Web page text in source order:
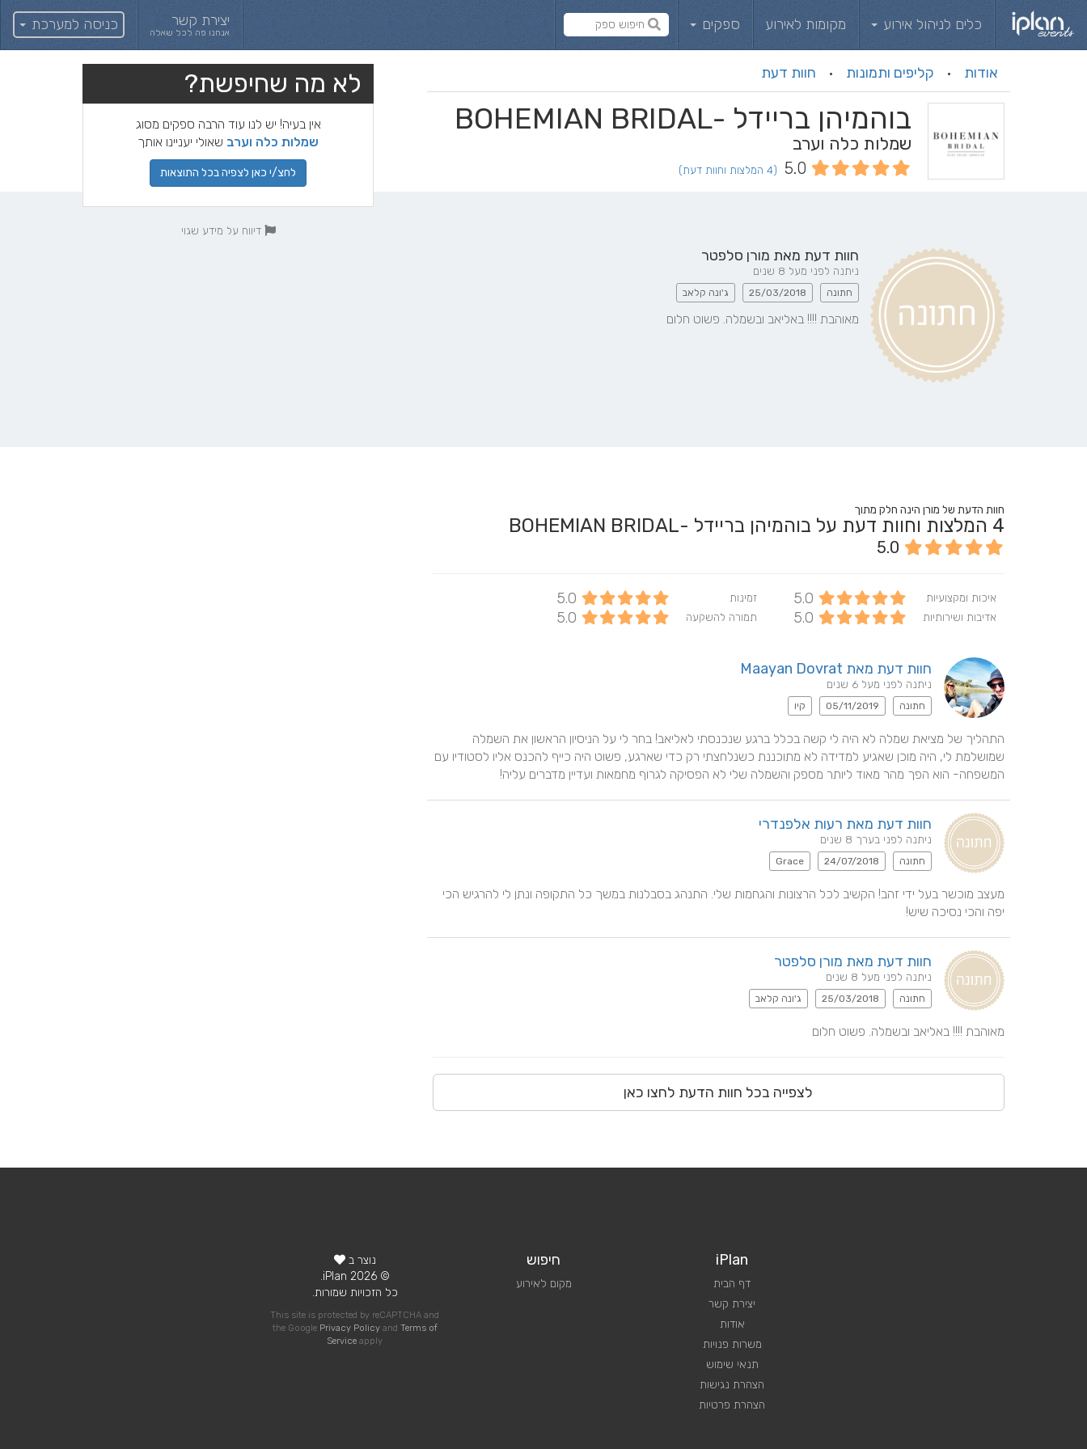
כלים לניהול אירוע מקומות לאירוע ספקים יצירת קשר
אנחנו פה לכל שאלה כניסה למערכת
אודות · קליפים ותמונות · חוות דעת לא מה שחיפשת?
אין בעיה! יש לנו עוד הרבה ספקים מסוג
שמלות כלה וערב שאולי יעניינו אותך
לחצ/י כאן לצפיה בכל התוצאות
דיווח על מידע שגוי
בוהמיהן בריידל -BOHEMIAN BRIDAL
שמלות כלה וערב
5.0 (4 המלצות וחוות דעת)
חוות דעת מאת מורן סלפטר
ניתנה לפני מעל 8 שנים
חתונה 25/03/2018 ג'ונה קלאב
מאוהבת !!!! באליאב ובשמלה. פשוט חלום
חוות הדעת של מורן הינה חלק מתוך
4 המלצות וחוות דעת על בוהמיהן בריידל -BOHEMIAN BRIDAL
5.0
איכות ומקצועיות 5.0 זמינות 5.0
אדיבות ושירותיות 5.0 תמורה להשקעה 5.0
חוות דעת מאת Maayan Dovrat
ניתנה לפני מעל 6 שנים
חתונה 05/11/2019 קיו
המשפחה- הוא הפך מהר מאוד ליותר מספק והשמלה שלי לא הפסיקה לגרוף מחמאות ועדיין מדברים עליה!
חוות דעת מאת רעות אלפנדרי
ניתנה לפני בערך 8 שנים
חתונה 24/07/2018
Grace
יפה והכי נסיכה שיש!
חוות דעת מאת מורן סלפטר
ניתנה לפני מעל 8 שנים
חתונה 25/03/2018 ג'ונה קלאב
מאוהבת !!!! באליאב ובשמלה. פשוט חלום
לצפייה בכל חוות הדעת לחצו כאן
iPlan
דף הבית
יצירת קשר
אודות
משרות פנויות
תנאי שימוש
הצהרת נגישות
הצהרת פרטיות
חיפוש
מקום לאירוע
נוצר ב
© 2026 iPlan.
כל הזכויות שמורות.
This site is protected by reCAPTCHA and
the Google Privacy Policyand Terms of
Service apply